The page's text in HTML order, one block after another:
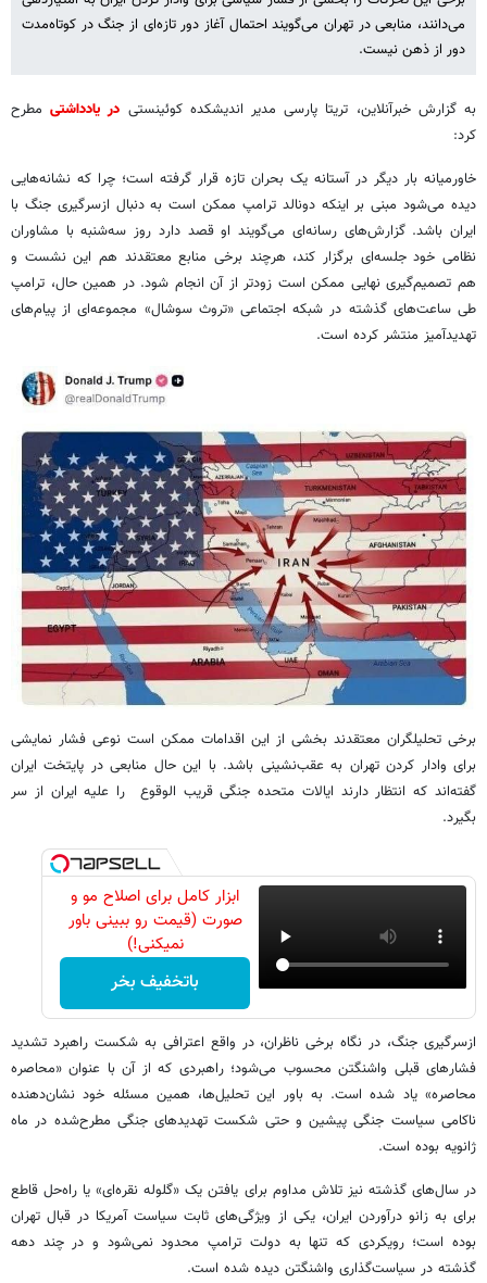
می‌دانند، منابعی در تهران می‌گویند احتمال آغاز دور تازه‌ای از جنگ در کوتاه‌مدت
دور از ذهن نیست.
به گزارش خبرآنلاین، تریتا پارسی مدیر اندیشکده کوئینستی در یادداشتیمطرح
کرد:
خاورمیانه بار دیگر در آستانه یک بحران تازه قرار گرفته است؛ چرا که نشانه‌هایی
دیده می‌شود مبنی بر اینکه دونالد ترامپ ممکن است به دنبال ازسرگیری جنگ با
ایران باشد. گزارش‌های رسانه‌ای می‌گویند او قصد دارد روز سه‌شنبه با مشاوران
نظامی خود جلسه‌ای برگزار کند، هرچند برخی منابع معتقدند هم این نشست و
هم تصمیم‌گیری نهایی ممکن است زودتر از آن انجام شود. در همین حال، ترامپ
طی ساعت‌های گذشته در شبکه اجتماعی «تروث سوشال» مجموعه‌ای از پیام‌های
تهدیدآمیز منتشر کرده است.
برخی تحلیلگران معتقدند بخشی از این اقدامات ممکن است نوعی فشار نمایشی
برای وادار کردن تهران به عقب‌نشینی باشد. با این حال منابعی در پایتخت ایران
گفته‌اند که انتظار دارند ایالات متحده جنگی قریب الوقوع را علیه ایران از سر
بگیرد.
ابزار کامل برای اصلاح مو و
صورت (قیمت رو ببینی باور
نمیکنی!)
باتخفیف بخر
ازسرگیری جنگ، در نگاه برخی ناظران، در واقع اعترافی به شکست راهبرد تشدید
فشارهای قبلی واشنگتن محسوب می‌شود؛ راهبردی که از آن با عنوان «محاصره
محاصره» یاد شده است. به باور این تحلیل‌ها، همین مسئله خود نشان‌دهنده
ناکامی سیاست جنگی پیشین و حتی شکست تهدیدهای جنگی مطرح‌شده در ماه
ژانویه بوده است.
در سال‌های گذشته نیز تلاش مداوم برای یافتن یک «گلوله نقره‌ای» یا راه‌حل قاطع
برای به زانو درآوردن ایران، یکی از ویژگی‌های ثابت سیاست آمریکا در قبال تهران
بوده است؛ رویکردی که تنها به دولت ترامپ محدود نمی‌شود و در چند دهه
گذشته در سیاست‌گذاری واشنگتن دیده شده است.